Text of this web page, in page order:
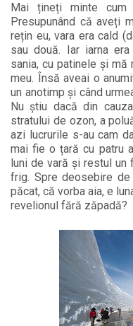
Mai țineți minte cum
Presupunând că aveți
rețin eu, vara era cald
sau două. Iar iarna
sania, cu patinele și
meu. Însă aveai o
un anotimp și când
Nu știu dacă din
stratului de ozon, a
azi lucrurile s-au cam
mai fie o țară cu patru
luni de vară și restul un
frig. Spre deosebire
păcat, că vorba aia, e
revelionul fără zăpadă?